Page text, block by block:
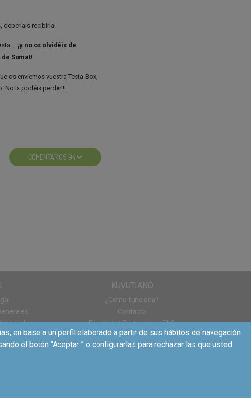
deberíais recibirla!
¡y no os olvidéis de
Somat!
os enviemos vuestra Testa-Box,
No la podéis perder!!!
COMENTARIOS 94
KUVUTIANO
¿Cómo funciona?
Contacto
Preguntas Frecuentes - FAQ
en base a un perfil elaborado a partir de sus hábitos de navegación
el botón “Aceptar ” o configurarlas para rechazar las que usted